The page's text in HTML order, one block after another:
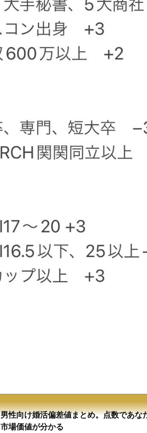
男性向け婚活偏差値まとめ。点数であな
市場価値が分かる